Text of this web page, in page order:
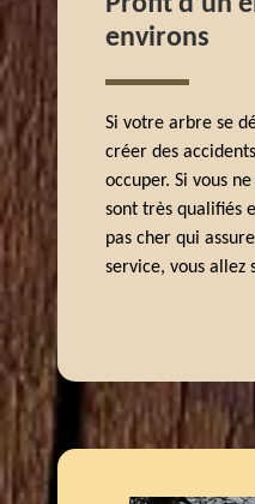
environs
Si votre arbre se
créer des
occuper. Si vous
sont très qualifiés
pas cher qui
service, vous allez